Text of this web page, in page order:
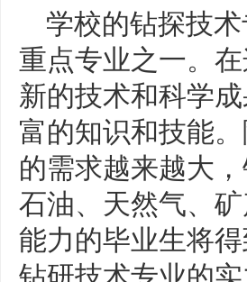
学校的钻探技
重点专业之一。
新的技术和科学
富的知识和技能
的需求越来越大
石油、天然气、
能力的毕业生将
钻研技术专业的